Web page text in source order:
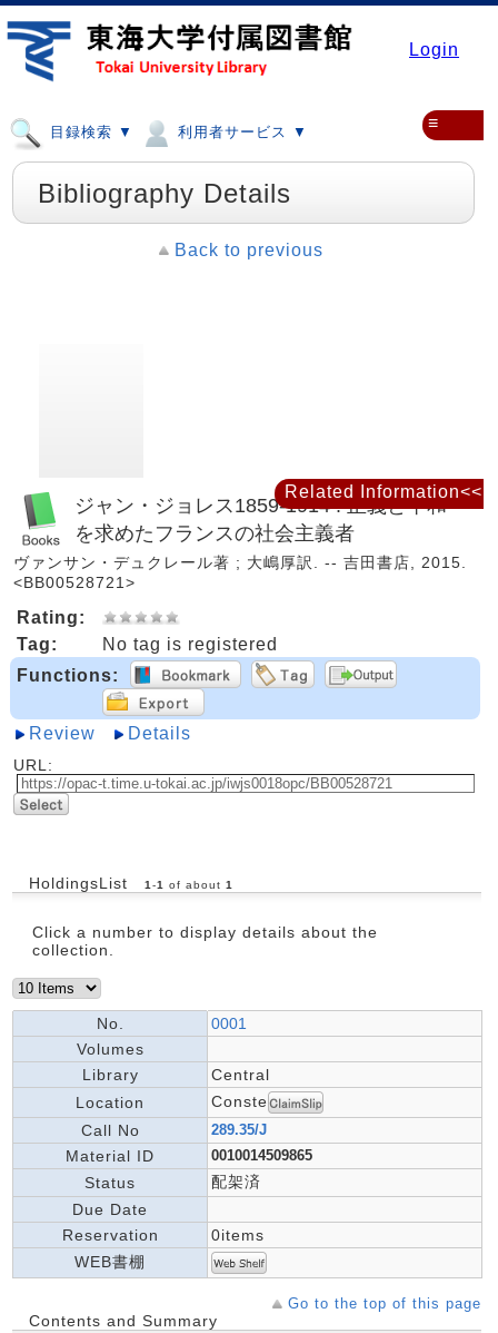
Login
目録検索 ▼ 利用者サービス ▼ ≡
Bibliography Details
Back to previous
ジャン・ジョレス1859-1914 : 正義と平和
を求めたフランスの社会主義者
ヴァンサン・デュクレール著 ; 大嶋厚訳. -- 吉田書店, 2015.
<BB00528721>
Rating:
Tag:
No tag is registered
Functions:
Review Details
URL:
HoldingsList 1 -1 of about 1
Click a number to display details about the
collection.
No.
0001
Volumes
Library
Central
Location
Conste
Call No
289.35/J
Material ID 0010014509865
Status
配架済
Due Date
Reservation
0items
WEB書棚
Go to the top of this page
Contents and Summary
Related Information<<